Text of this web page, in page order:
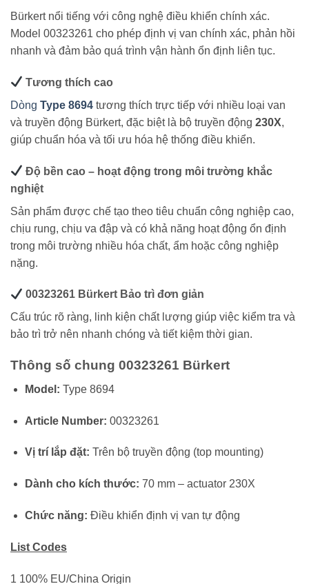
Bürkert nổi tiếng với công nghệ điều khiển chính xác.
Model 00323261 cho phép định vị van chính xác, phản hồi
nhanh và đảm bảo quá trình vận hành ổn định liên tục.
Tương thích cao
Dòng Type 8694 tương thích trực tiếp với nhiều loại van
và truyền động Bürkert, đặc biệt là bộ truyền động 230X,
giúp chuẩn hóa và tối ưu hóa hệ thống điều khiển.
Độ bền cao – hoạt động trong môi trường khắc
nghiệt
Sản phẩm được chế tạo theo tiêu chuẩn công nghiệp cao,
chịu rung, chịu va đập và có khả năng hoạt động ổn định
trong môi trường nhiều hóa chất, ẩm hoặc công nghiệp
nặng.
00323261 Bürkert Bảo trì đơn giản
Cấu trúc rõ ràng, linh kiện chất lượng giúp việc kiểm tra và
bảo trì trở nên nhanh chóng và tiết kiệm thời gian.
Thông số chung 00323261 Bürkert
Model: Type 8694
Article Number: 00323261
Vị trí lắp đặt: Trên bộ truyền động (top mounting)
Dành cho kích thước: 70 mm – actuator 230X
Chức năng: Điều khiển định vị van tự động
List Codes
1 100% EU/China Origin